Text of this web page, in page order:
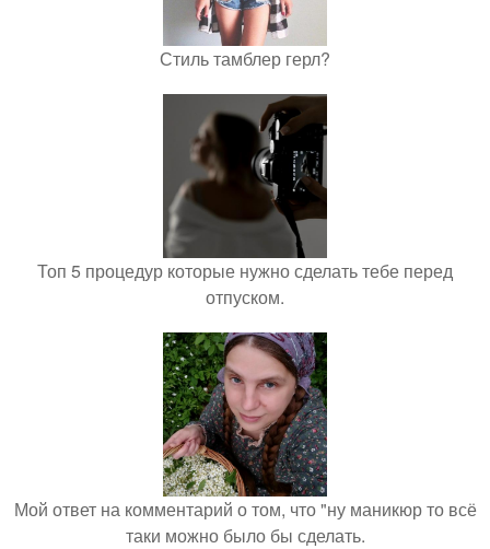
Стиль тамблер герл?
Топ 5 процедур которые нужно сделать тебе перед
отпуском.
Мой ответ на комментарий о том, что "ну маникюр то всё
таки можно было бы сделать.